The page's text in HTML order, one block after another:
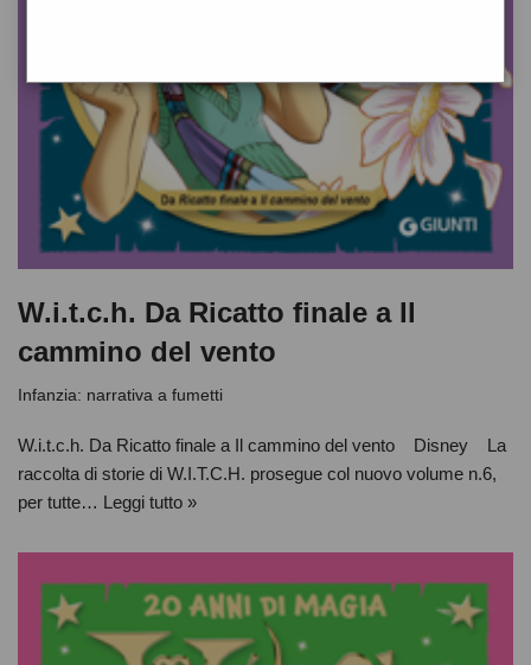
W.i.t.c.h. Da Ricatto finale a Il
cammino del vento
Infanzia: narrativa a fumetti
W.i.t.c.h. Da Ricatto finale a Il cammino del vento Disney La
raccolta di storie di W.I.T.C.H. prosegue col nuovo volume n.6,
per tutte… Leggi tutto »